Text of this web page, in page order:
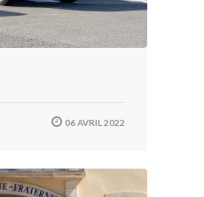
06 AVRIL 2022